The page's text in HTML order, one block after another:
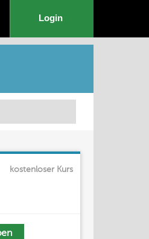
Login
kostenloser Kurs